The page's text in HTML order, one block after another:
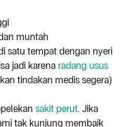
muntah
satu tempat dengan nyeri
jadi karena radang usus
tindakan medis segera)
sakit perut. Jika
tak kunjung membaik